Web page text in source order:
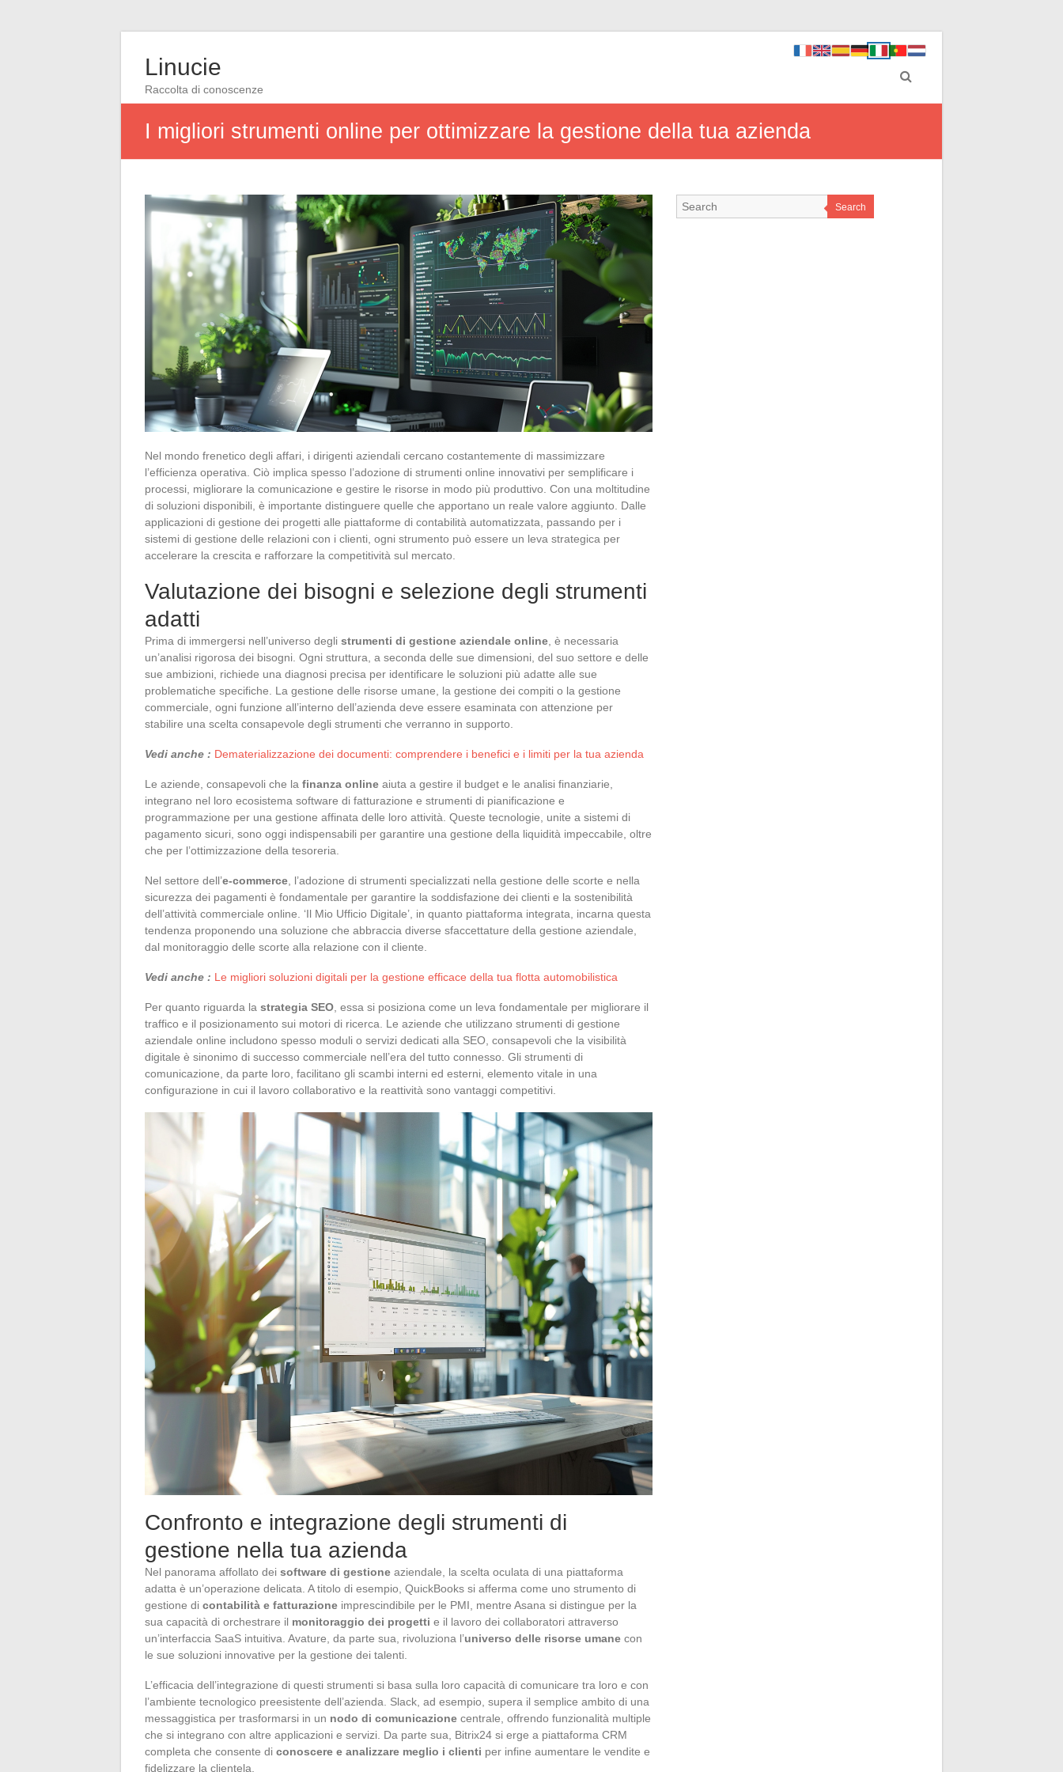
Linucie
Raccolta di conoscenze
I migliori strumenti online per ottimizzare la gestione della tua azienda
Nel mondo frenetico degli affari, i dirigenti aziendali cercano costantemente di massimizzare
l’efficienza operativa. Ciò implica spesso l’adozione di strumenti online innovativi per semplificare i
processi, migliorare la comunicazione e gestire le risorse in modo più produttivo. Con una moltitudine
di soluzioni disponibili, è importante distinguere quelle che apportano un reale valore aggiunto. Dalle
applicazioni di gestione dei progetti alle piattaforme di contabilità automatizzata, passando per i
sistemi di gestione delle relazioni con i clienti, ogni strumento può essere un leva strategica per
accelerare la crescita e rafforzare la competitività sul mercato.
Valutazione dei bisogni e selezione degli strumenti
adatti
Prima di immergersi nell’universo degli strumenti di gestione aziendale online , è necessaria
un’analisi rigorosa dei bisogni. Ogni struttura, a seconda delle sue dimensioni, del suo settore e delle
sue ambizioni, richiede una diagnosi precisa per identificare le soluzioni più adatte alle sue
problematiche specifiche. La gestione delle risorse umane, la gestione dei compiti o la gestione
commerciale, ogni funzione all’interno dell’azienda deve essere esaminata con attenzione per
stabilire una scelta consapevole degli strumenti che verranno in supporto.
Vedi anche : Dematerializzazione dei documenti: comprendere i benefici e i limiti per la tua azienda
Le aziende, consapevoli che la finanza online aiuta a gestire il budget e le analisi finanziarie,
integrano nel loro ecosistema software di fatturazione e strumenti di pianificazione e
programmazione per una gestione affinata delle loro attività. Queste tecnologie, unite a sistemi di
pagamento sicuri, sono oggi indispensabili per garantire una gestione della liquidità impeccabile, oltre
che per l’ottimizzazione della tesoreria.
Nel settore dell’e-commerce , l’adozione di strumenti specializzati nella gestione delle scorte e nella
sicurezza dei pagamenti è fondamentale per garantire la soddisfazione dei clienti e la sostenibilità
dell’attività commerciale online. ‘Il Mio Ufficio Digitale’, in quanto piattaforma integrata, incarna questa
tendenza proponendo una soluzione che abbraccia diverse sfaccettature della gestione aziendale,
dal monitoraggio delle scorte alla relazione con il cliente.
Vedi anche : Le migliori soluzioni digitali per la gestione efficace della tua flotta automobilistica
Per quanto riguarda la strategia SEO , essa si posiziona come un leva fondamentale per migliorare il
traffico e il posizionamento sui motori di ricerca. Le aziende che utilizzano strumenti di gestione
aziendale online includono spesso moduli o servizi dedicati alla SEO, consapevoli che la visibilità
digitale è sinonimo di successo commerciale nell’era del tutto connesso. Gli strumenti di
comunicazione, da parte loro, facilitano gli scambi interni ed esterni, elemento vitale in una
configurazione in cui il lavoro collaborativo e la reattività sono vantaggi competitivi.
Confronto e integrazione degli strumenti di
gestione nella tua azienda
Nel panorama affollato dei software di gestione aziendale, la scelta oculata di una piattaforma
adatta è un’operazione delicata. A titolo di esempio, QuickBooks si afferma come uno strumento di
gestione di contabilità e fatturazione imprescindibile per le PMI, mentre Asana si distingue per la
sua capacità di orchestrare il monitoraggio dei progetti e il lavoro dei collaboratori attraverso
un’interfaccia SaaS intuitiva. Avature, da parte sua, rivoluziona l’universo delle risorse umane con
le sue soluzioni innovative per la gestione dei talenti.
L’efficacia dell’integrazione di questi strumenti si basa sulla loro capacità di comunicare tra loro e con
l’ambiente tecnologico preesistente dell’azienda. Slack, ad esempio, supera il semplice ambito di una
messaggistica per trasformarsi in un nodo di comunicazione centrale, offrendo funzionalità multiple
che si integrano con altre applicazioni e servizi. Da parte sua, Bitrix24 si erge a piattaforma CRM
completa che consente di conoscere e analizzare meglio i clienti per infine aumentare le vendite e
fidelizzare la clientela.
Search